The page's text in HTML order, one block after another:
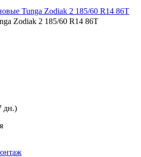
Zodiak 2 185/60 R14 86T
дн.)